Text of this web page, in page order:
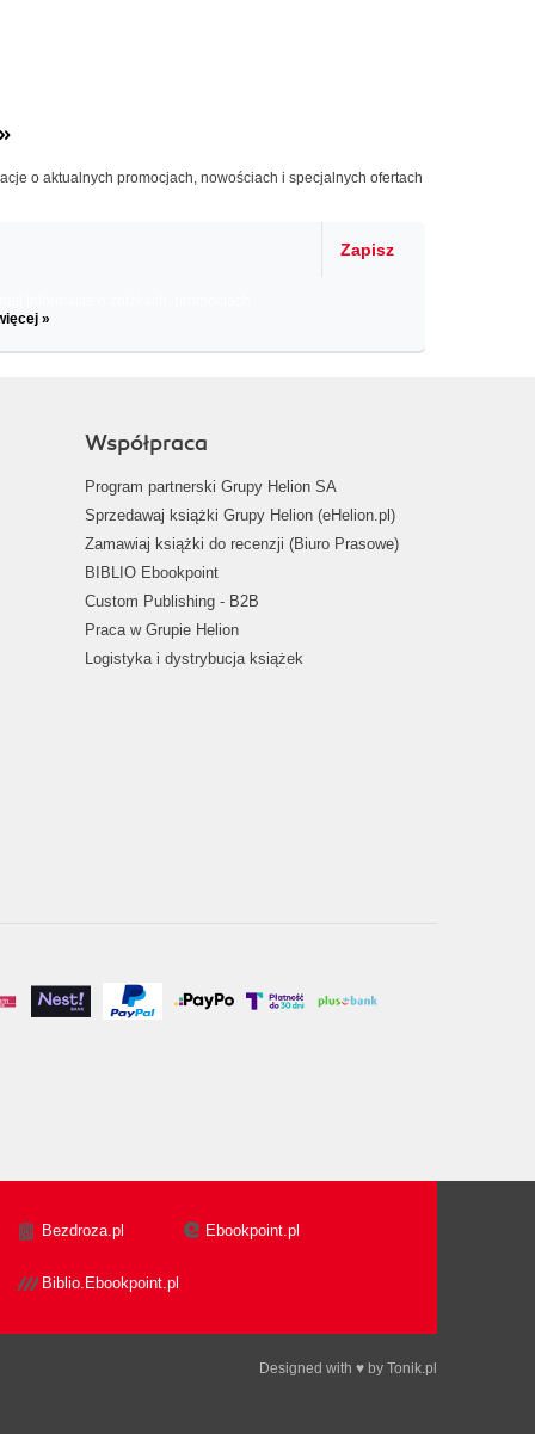
o aktualnych promocjach, nowościach i specjalnych ofertach
Zapisz
»
Współpraca
Program partnerski Grupy Helion SA
Sprzedawaj książki Grupy Helion (eHelion.pl)
Zamawiaj książki do recenzji (Biuro Prasowe)
BIBLIO Ebookpoint
Custom Publishing - B2B
Praca w Grupie Helion
Logistyka i dystrybucja książek
Bezdroza.pl Ebookpoint.pl
Biblio.Ebookpoint.pl
Designed with ♥ by Tonik.pl